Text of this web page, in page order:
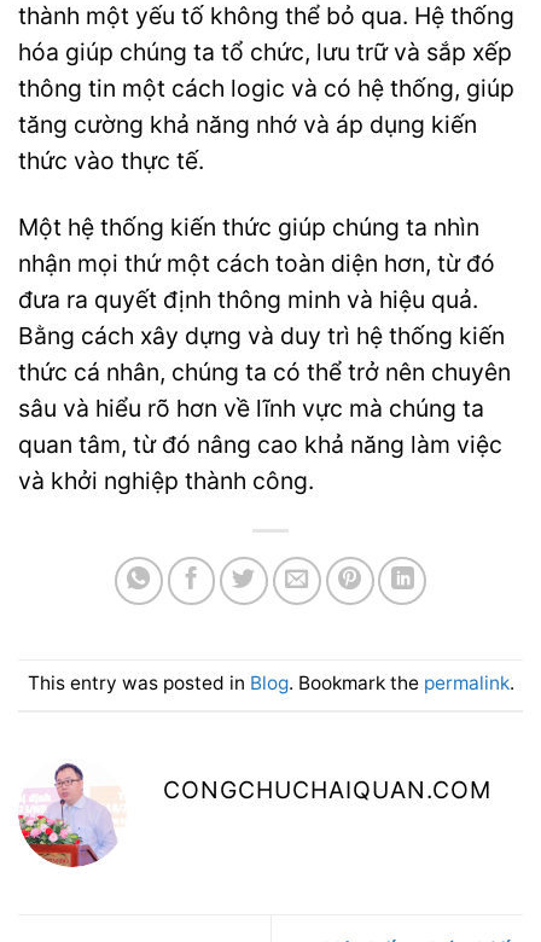
thành một yếu tố không thể bỏ qua. Hệ thống
hóa giúp chúng ta tổ chức, lưu trữ và sắp xếp
thông tin một cách logic và có hệ thống, giúp
tăng cường khả năng nhớ và áp dụng kiến
thức vào thực tế.
Một hệ thống kiến thức giúp chúng ta nhìn
nhận mọi thứ một cách toàn diện hơn, từ đó
đưa ra quyết định thông minh và hiệu quả.
Bằng cách xây dựng và duy trì hệ thống kiến
thức cá nhân, chúng ta có thể trở nên chuyên
sâu và hiểu rõ hơn về lĩnh vực mà chúng ta
quan tâm, từ đó nâng cao khả năng làm việc
và khởi nghiệp thành công.
This entry was posted in Blog. Bookmark the permalink.
CONGCHUCHAIQUAN.COM